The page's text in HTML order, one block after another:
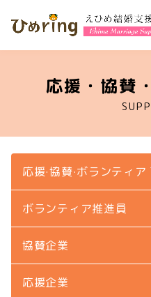
応援・協賛
応援·協賛·ボランティア
ボランティア推進員
協賛企業
応援企業